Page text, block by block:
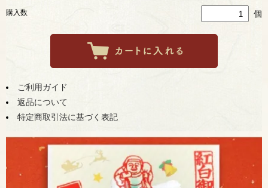
購入数 個
ご利用ガイド
返品について
特定商取引法に基づく表記